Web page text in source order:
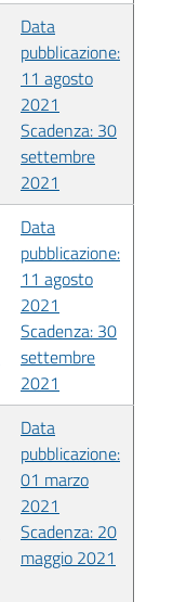
Data
pubblicazione:
11 agosto
2021
Scadenza: 30
settembre
2021
Data
pubblicazione:
11 agosto
2021
Scadenza: 30
settembre
2021
Data
pubblicazione:
01 marzo
2021
Scadenza: 20
maggio 2021